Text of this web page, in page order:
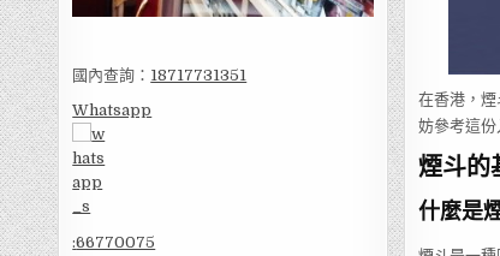
國內查詢： 18717731351
Whatsapp
:66770075
在香港，
妨參考這
煙斗的
什麼是